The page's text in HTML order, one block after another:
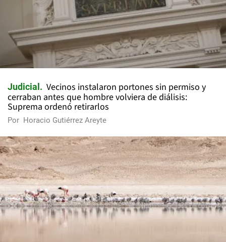
Judicial
Vecinos instalaron portones sin permiso y
cerraban antes que hombre volviera de diálisis:
Suprema ordenó retirarlos
Por Horacio Gutiérrez Areyte